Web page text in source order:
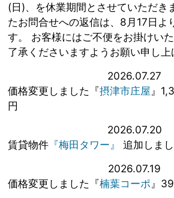
(日)、を休業期間とさせていただき
たお問合せへの返信は、8月17日よ
す。 お客様にはご不便をお掛けい
了承くださいますようお願い申し上
2026.07.27
価格変更しました『摂津市庄屋』
円
2026.07.20
賃貸物件 『梅田タワー』
追加しま
2026.07.19
価格変更しました『楠葉コーポ』